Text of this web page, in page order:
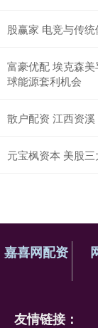
股赢家 电竞与传
富豪优配 埃克森
球能源套利机会
散户配资 江西资溪
元宝枫资本 美股
嘉喜网配资
友情链接：